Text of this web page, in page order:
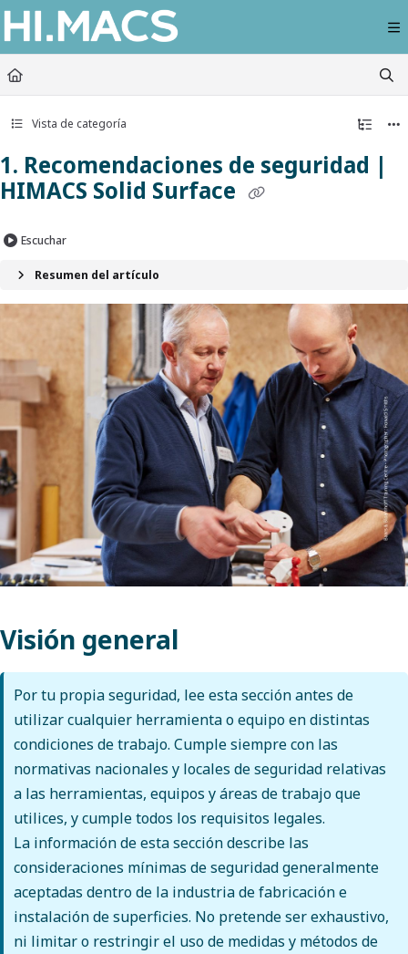
Documentation Index
Fetch the complete documentation index at:
https://himacs-
Use this file to discover all available pages before exploring further.
Vista de categoría
1. Recomendaciones de seguridad |
HIMACS Solid Surface
Escuchar
Resumen del artículo
Visión general
Por tu propia seguridad, lee esta sección antes de
utilizar cualquier herramienta o equipo en distintas
condiciones de trabajo. Cumple siempre con las
normativas nacionales y locales de seguridad relativas
a las herramientas, equipos y áreas de trabajo que
utilices, y cumple todos los requisitos legales.
La información de esta sección describe las
consideraciones mínimas de seguridad generalmente
aceptadas dentro de la industria de fabricación e
instalación de superficies. No pretende ser exhaustivo,
ni limitar o restringir el uso de medidas y métodos de